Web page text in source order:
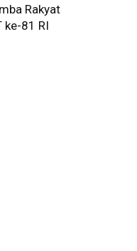
Rakyat
ke-81 RI